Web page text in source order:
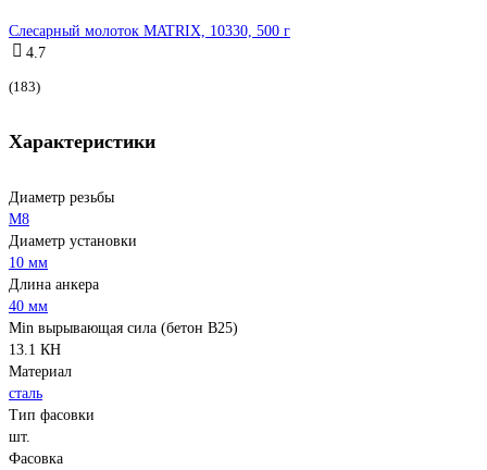
Слесарный молоток MATRIX, 10330, 500 г
4.7
(183)
Характеристики
Диаметр резьбы
М8
Диаметр установки
10 мм
Длина анкера
40 мм
Min вырывающая сила (бетон B25)
13.1 КН
Материал
сталь
Тип фасовки
шт.
Фасовка